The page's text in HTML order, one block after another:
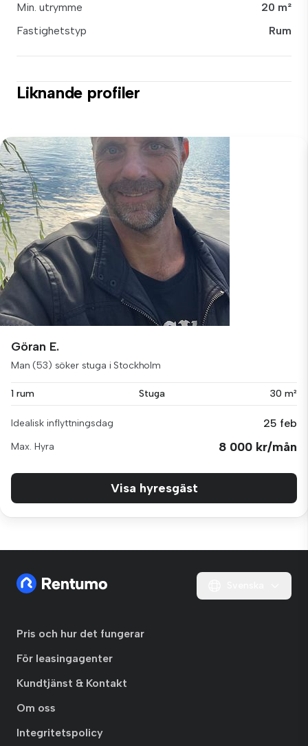
Min. utrymme
20 m²
Fastighetstyp
Rum
Liknande profiler
Göran E.
Man (53) söker stuga i Stockholm
1 rum Stuga 30 m²
Idealisk inflyttningsdag 25 feb
Max. Hyra 8 000 kr/mån
Visa hyresgäst
Pris och hur det fungerar
För leasingagenter
Kundtjänst & Kontakt
Om oss
Integritetspolicy